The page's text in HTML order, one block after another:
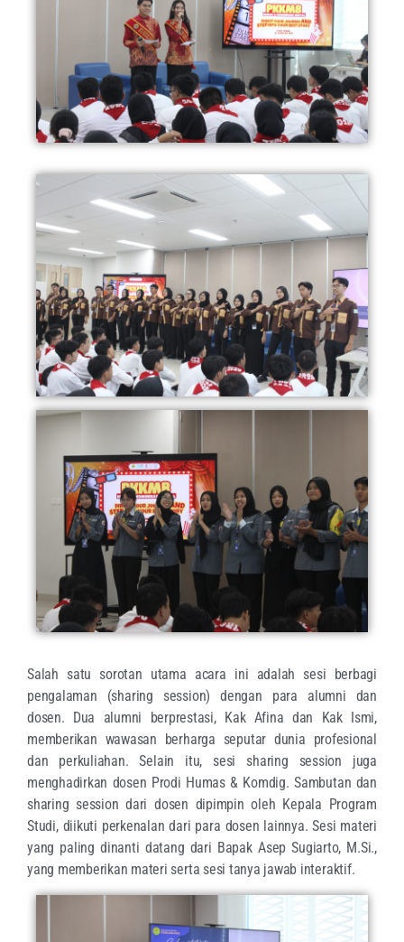
Salah satu sorotan utama acara ini adalah sesi berbagi
pengalaman (sharing session) dengan para alumni dan
dosen. Dua alumni berprestasi, Kak Afina dan Kak Ismi,
memberikan wawasan berharga seputar dunia profesional
dan perkuliahan. Selain itu, sesi sharing session juga
menghadirkan dosen Prodi Humas & Komdig. Sambutan dan
sharing session dari dosen dipimpin oleh Kepala Program
Studi, diikuti perkenalan dari para dosen lainnya. Sesi materi
yang paling dinanti datang dari Bapak Asep Sugiarto, M.Si.,
yang memberikan materi serta sesi tanya jawab interaktif.